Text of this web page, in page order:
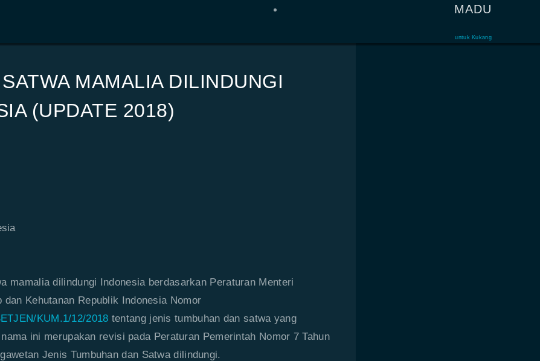
MADU
untuk Kukang
MAMALIA DILINDUNGI
(UPDATE 2018)
mamalia dilindungi Indonesia berdasarkan Peraturan Menteri
dan Kehutanan Republik Indonesia Nomor
KUM.1/12/2018 tentang jenis tumbuhan dan satwa yang
ini merupakan revisi pada Peraturan Pemerintah Nomor 7 Tahun
Jenis Tumbuhan dan Satwa dilindungi.